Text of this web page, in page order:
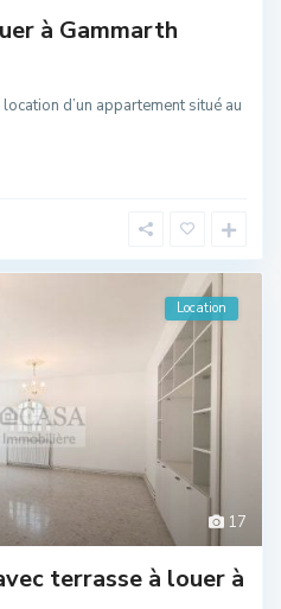
à Gammarth
d’un appartement situé au
17
Location
terrasse à louer à